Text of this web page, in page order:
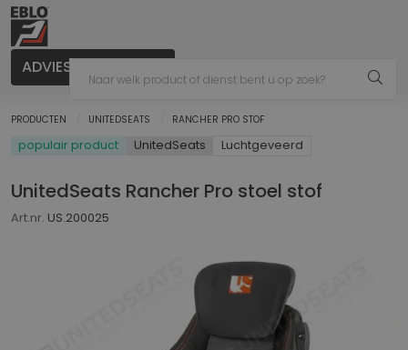
ADVIES AANVRAGEN
PRODUCTEN UNITEDSEATS RANCHER PRO STOF
populair product UnitedSeats Luchtgeveerd
UnitedSeats Rancher Pro stoel stof
Art.nr. US.200025